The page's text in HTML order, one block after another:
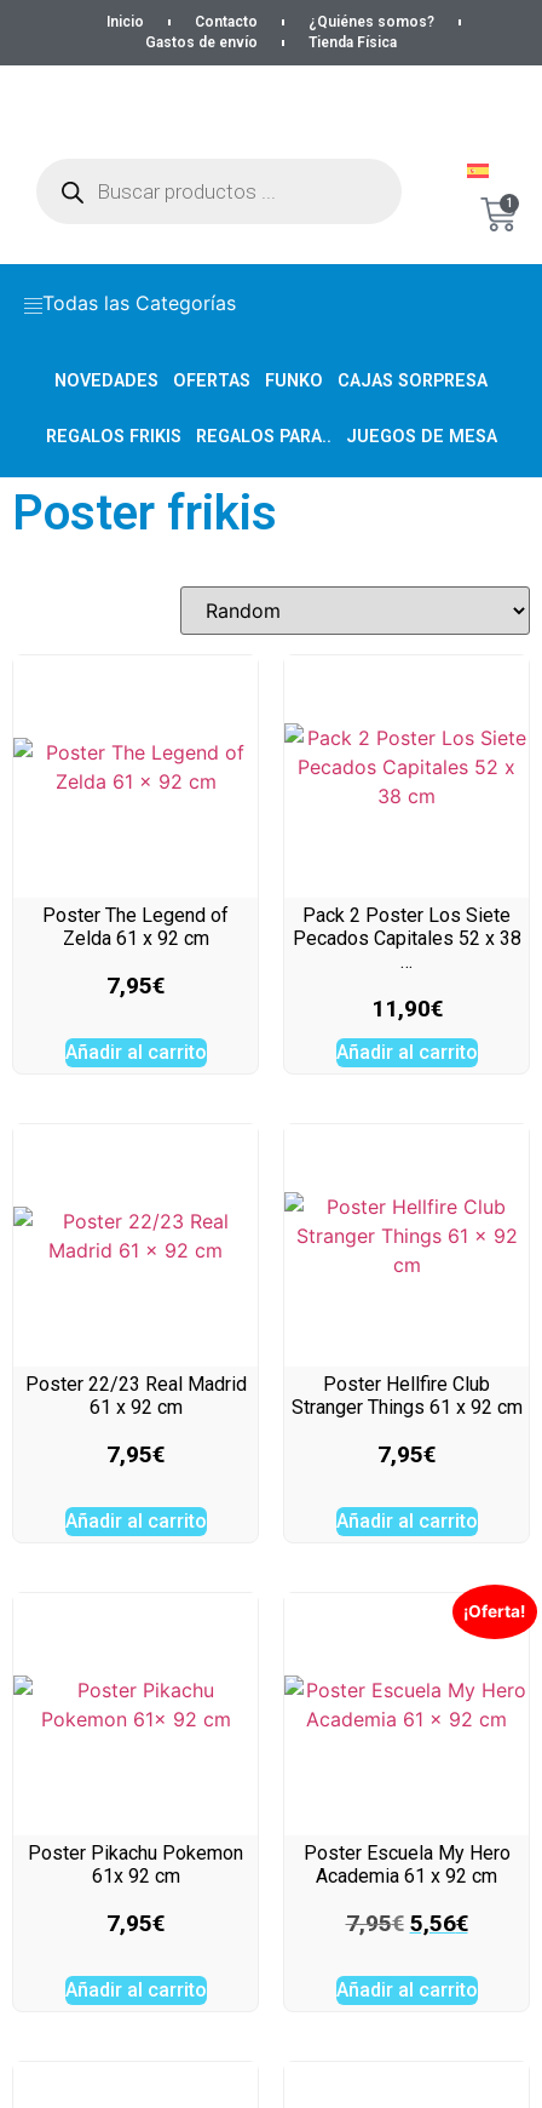
Inicio Contacto
¿Quiénes somos?
Gastos de envío
Tienda Física
1
Todas las Categorías
NOVEDADES OFERTAS FUNKO CAJAS SORPRESA
REGALOS FRIKIS REGALOS PARA.. JUEGOS DE MESA
Poster frikis
Poster The Legend of
Zelda 61 x 92 cm
7,95€
Añadir al carrito
Pack 2 Poster Los Siete
Pecados Capitales 52 x 38
…
11,90€
Añadir al carrito
Poster 22/23 Real Madrid
61 x 92 cm
7,95€
Añadir al carrito
Poster Hellfire Club
Stranger Things 61 x 92 cm
7,95€
Añadir al carrito
Poster Pikachu Pokemon
61x 92 cm
7,95€
Añadir al carrito
¡Oferta!
Poster Escuela My Hero
Academia 61 x 92 cm
7,95€ 5,56€
Añadir al carrito